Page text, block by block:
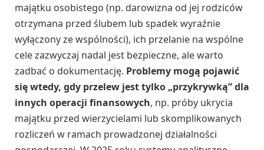
majątku osobistego (np. darowizna od jej rodziców
otrzymana przed ślubem lub spadek wyraźnie
wyłączony ze wspólności), ich przelanie na wspólne
cele zazwyczaj nadal jest bezpieczne, ale warto
zadbać o dokumentację. Problemy mogą pojawić
się wtedy, gdy przelew jest tylko „przykrywką” dla
innych operacji finansowych, np. próby ukrycia
majątku przed wierzycielami lub skomplikowanych
rozliczeń w ramach prowadzonej działalności